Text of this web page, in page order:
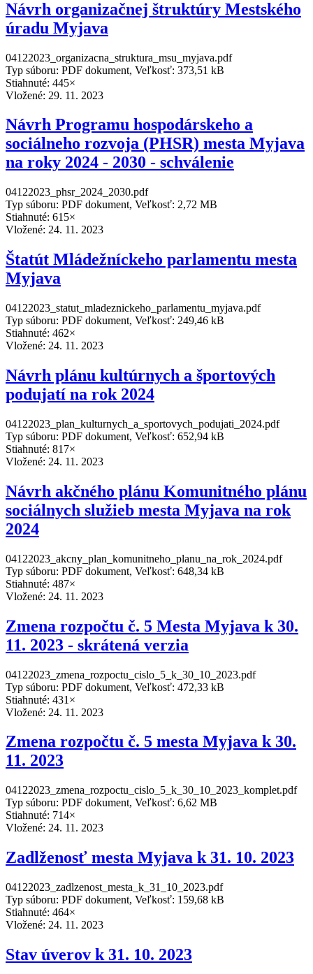
Návrh organizačnej štruktúry Mestského
úradu Myjava
04122023_organizacna_struktura_msu_myjava.pdf
Typ súboru: PDF dokument, Veľkosť: 373,51 kB
Stiahnuté: 445×
Vložené: 29. 11. 2023
Návrh Programu hospodárskeho a
sociálneho rozvoja (PHSR) mesta Myjava
na roky 2024 - 2030 - schválenie
04122023_phsr_2024_2030.pdf
Typ súboru: PDF dokument, Veľkosť: 2,72 MB
Stiahnuté: 615×
Vložené: 24. 11. 2023
Štatút Mládežníckeho parlamentu mesta
Myjava
04122023_statut_mladeznickeho_parlamentu_myjava.pdf
Typ súboru: PDF dokument, Veľkosť: 249,46 kB
Stiahnuté: 462×
Vložené: 24. 11. 2023
Návrh plánu kultúrnych a športových
podujatí na rok 2024
04122023_plan_kulturnych_a_sportovych_podujati_2024.pdf
Typ súboru: PDF dokument, Veľkosť: 652,94 kB
Stiahnuté: 817×
Vložené: 24. 11. 2023
Návrh akčného plánu Komunitného plánu
sociálnych služieb mesta Myjava na rok
2024
04122023_akcny_plan_komunitneho_planu_na_rok_2024.pdf
Typ súboru: PDF dokument, Veľkosť: 648,34 kB
Stiahnuté: 487×
Vložené: 24. 11. 2023
Zmena rozpočtu č. 5 Mesta Myjava k 30.
11. 2023 - skrátená verzia
04122023_zmena_rozpoctu_cislo_5_k_30_10_2023.pdf
Typ súboru: PDF dokument, Veľkosť: 472,33 kB
Stiahnuté: 431×
Vložené: 24. 11. 2023
Zmena rozpočtu č. 5 mesta Myjava k 30.
11. 2023
04122023_zmena_rozpoctu_cislo_5_k_30_10_2023_komplet.pdf
Typ súboru: PDF dokument, Veľkosť: 6,62 MB
Stiahnuté: 714×
Vložené: 24. 11. 2023
Zadlženosť mesta Myjava k 31. 10. 2023
04122023_zadlzenost_mesta_k_31_10_2023.pdf
Typ súboru: PDF dokument, Veľkosť: 159,68 kB
Stiahnuté: 464×
Vložené: 24. 11. 2023
Stav úverov k 31. 10. 2023